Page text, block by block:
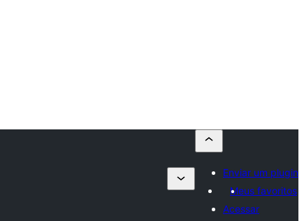
Enviar um plugin
Meus favoritos
Acessar